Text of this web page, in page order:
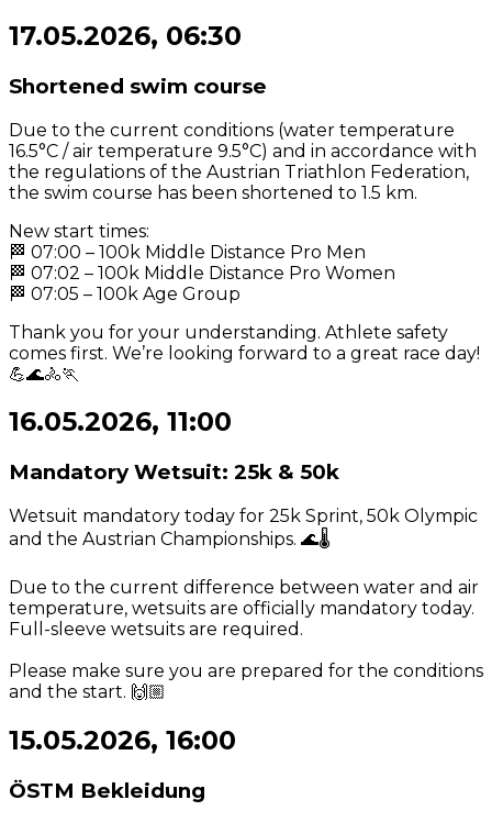
17.05.2026, 06:30
Shortened swim course
Due to the current conditions (water temperature
16.5°C / air temperature 9.5°C) and in accordance with
the regulations of the Austrian Triathlon Federation,
the swim course has been shortened to 1.5 km.
New start times:
🏁 07:00 – 100k Middle Distance Pro Men
🏁 07:02 – 100k Middle Distance Pro Women
🏁 07:05 – 100k Age Group
Thank you for your understanding. Athlete safety
comes first. We’re looking forward to a great race day!
💪🌊🚴🏃
16.05.2026, 11:00
Mandatory Wetsuit: 25k & 50k
Wetsuit mandatory today for 25k Sprint, 50k Olympic
and the Austrian Championships. 🌊🌡️
Due to the current difference between water and air
temperature, wetsuits are officially mandatory today.
Full-sleeve wetsuits are required.
Please make sure you are prepared for the conditions
and the start. 🙌🏼
15.05.2026, 16:00
ÖSTM Bekleidung